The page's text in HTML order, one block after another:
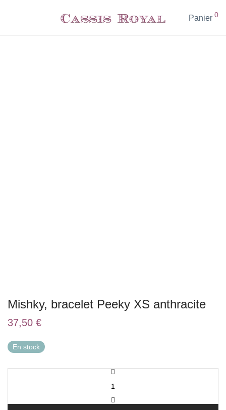
Panier 0
Mishky, bracelet Peeky XS anthracite
37,50 €
En stock